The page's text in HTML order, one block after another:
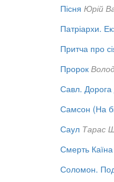
Пісня Юрій
Патріархи.
Притча про
Пророк
Савл.
Самсон (На
Саул Тарас
Смерть Каїна
Соломон.